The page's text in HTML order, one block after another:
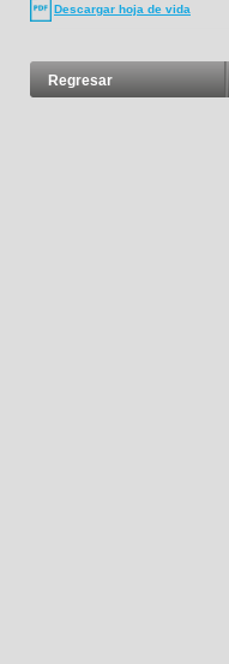
Descargar hoja de vida
Regresar